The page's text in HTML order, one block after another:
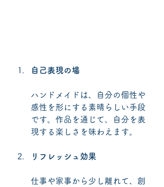
自己表現の場
ハンドメイドは、自分の個性や
感性を形にする素晴らしい手段
です。作品を通じて、自分を表
現する楽しさを味わえます。
リフレッシュ効果
仕事や家事から少し離れて、創